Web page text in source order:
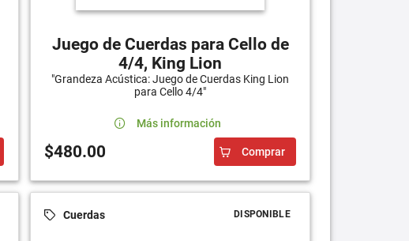
Juego de Cuerdas para Cello de
4/4, King Lion
"Grandeza Acústica: Juego de Cuerdas King Lion
para Cello 4/4"
Más información
$480.00 Comprar
Cuerdas DISPONIBLE